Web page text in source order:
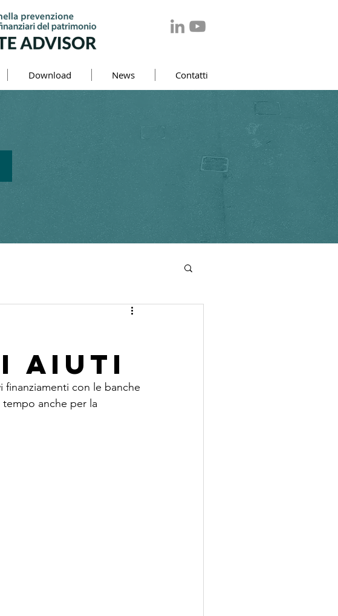
Download News Contatti
aiuti
con le banche
anche per la